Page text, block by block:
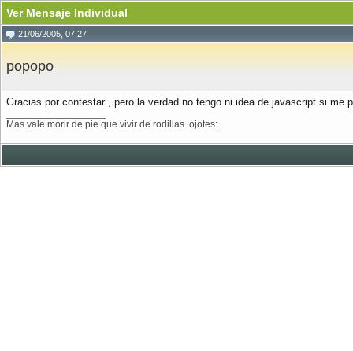
Ver Mensaje Individual
21/06/2005, 07:27
popopo
Gracias por contestar , pero la verdad no tengo ni idea de javascript si me
Mas vale morir de pie que vivir de rodillas :ojotes: